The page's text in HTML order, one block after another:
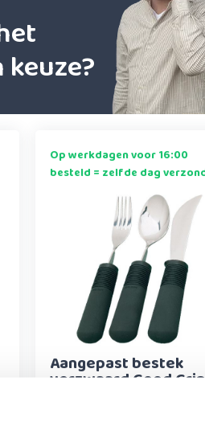
Op werkdagen voor 16:00
besteld = zelfde dag
Aangepast bestek
verzwaard Good